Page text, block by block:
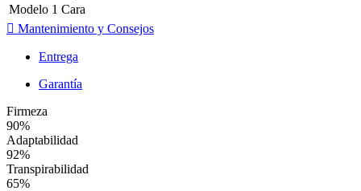
Modelo 1 Cara
Mantenimiento y Consejos
Entrega
Garantía
Firmeza
90%
Adaptabilidad
92%
Transpirabilidad
65%